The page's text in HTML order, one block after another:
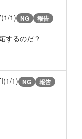
1) NG 報告
するのだ？
1) NG 報告